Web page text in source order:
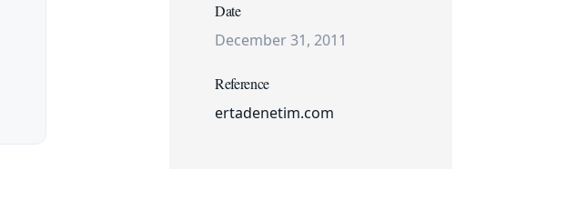
Date
December 31, 2011
Reference
ertadenetim.com